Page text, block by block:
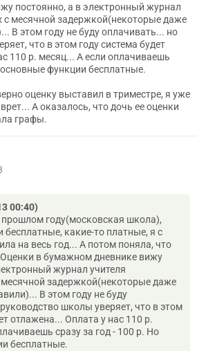
постоянно, а в электронный журнал
с месячной задержкой(некоторые даже
В этом году не буду оплачивать... но
что в этом году система будет
110 р. месяц... А если оплачиваешь
функции бесплатные.
оценку выставил в триместре, я уже
А оказалось, что дочь ее оценки
графы.
00:40)
прошлом году(московская школа),
бесплатные, какие-то платные, я с
на весь год... А потом поняла, что
в бумажном дневнике вижу
журнал учителя
задержкой(некоторые даже
В этом году не буду
школы уверяет, что в этом
отлажена... Оплата у нас 110 р.
сразу за год - 100 р. Но
бесплатные.